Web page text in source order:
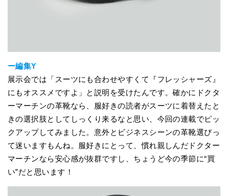
ー編集Y
展示会では「スーツにも合わせやすくて『フレッシャーズ』
にもオススメですよ」と説明を受けたんです。確かにドクタ
ーマーチンの革靴なら、服好きの読者がスーツに着替えたと
きの選択肢としてしっくり来るなと思い、今回の連載でピッ
クアップしてみました。意外とビジネスシーンの革靴選びっ
て迷いますもんね。服好きにとって、慣れ親しんだドクター
マーチンなら安心感が抜群ですし、ちょうど今の季節に“買
い”だと思います！